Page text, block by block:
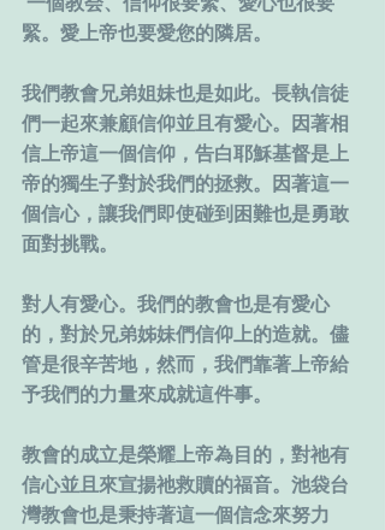
緊。愛上帝也要愛您的隣居。
我們教會兄弟姐妹也是如此。長執信徒
們一起來兼顧信仰並且有愛心。因著相
信上帝這一個信仰，告白耶穌基督是上
帝的獨生子對於我們的拯救。因著這一
個信心，讓我們即使碰到困難也是勇敢
面對挑戰。
對人有愛心。我們的教會也是有愛心
的，對於兄弟姊妹們信仰上的造就。儘
管是很辛苦地，然而，我們靠著上帝給
予我們的力量來成就這件事。
教會的成立是榮耀上帝為目的，對祂有
信心並且來宣揚祂救贖的福音。池袋台
灣教會也是秉持著這一個信念來努力